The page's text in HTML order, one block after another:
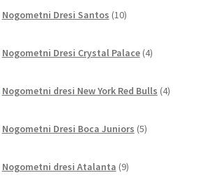
Nogometni Dresi Santos 10izdelkov
Nogometni Dresi Crystal Palace 4izdelki
Nogometni dresi New York Red Bulls 4izdelki
Nogometni Dresi Boca Juniors 5izdelkov
Nogometni dresi Atalanta 9izdelkov